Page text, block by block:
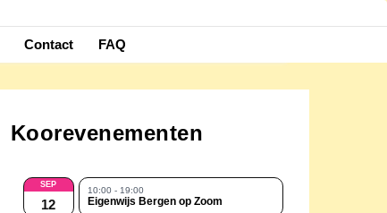
Contact FAQ
Koorevenementen
SEP
12
10:00 - 19:00
Eigenwijs Bergen op Zoom